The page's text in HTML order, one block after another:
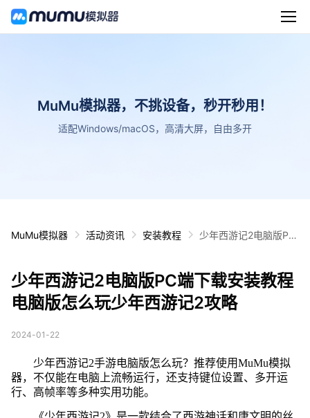
MuMu模拟器，不挑设备，秒开秒用！
适配Windows/macOS，高清大屏，自由多开
MuMu模拟器 活动资讯 安装教程
少年西游记2电脑版PC
略
少年西游记2电脑版PC端下载安装教程
电脑版怎么玩少年西游记2攻略
2024-01-22
少年西游记2手游电脑版怎么玩？推荐使用MuMu模拟
器，不仅能在电脑上流畅运行，还支持键位设置、多开运
行、高帧率等多种实用功能。